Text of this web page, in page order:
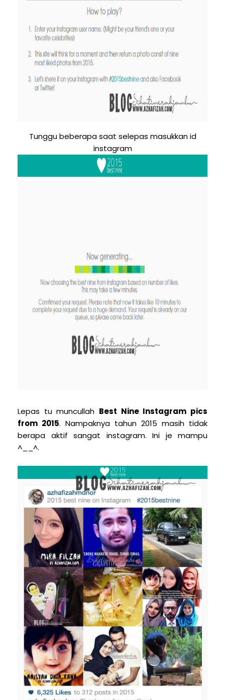
Tunggu beberapa saat selepas masukkan id
instagram
Lepas tu muncullah Best Nine Instagram pics
from 2015. Nampaknya tahun 2015 masih tidak
berapa aktif sangat instagram. Ini je mampu
^__^.